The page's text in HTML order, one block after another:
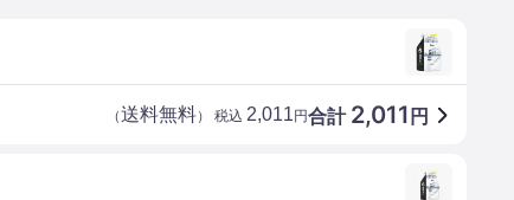
合計 2,011 円
（送料無料） 税込 2,011円